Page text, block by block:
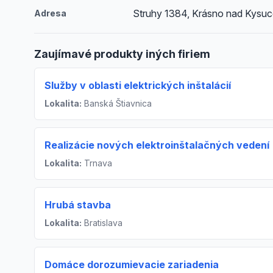
Adresa Struhy 1384, Krásno nad
Zaujímavé produkty iných firiem
Služby v oblasti elektrických inštalácií
Lokalita: Banská Štiavnica
Realizácie nových elektroinštalačných vedení
Lokalita: Trnava
Hrubá stavba
Lokalita: Bratislava
Domáce dorozumievacie zariadenia